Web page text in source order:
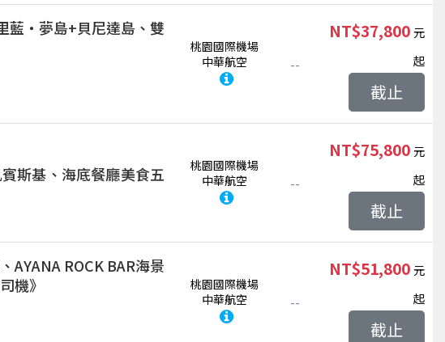
藍‧夢島+貝尼達島、雙
桃園國際機場
中華航空
--
NT$37,800
起
截止
斯基、海底餐廳美食五
桃園國際機場
中華航空
--
NT$75,800
起
截止
AYANA ROCK BAR海景
機》
桃園國際機場
中華航空
--
NT$51,800
起
截止